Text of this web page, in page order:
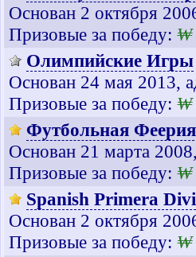
Основан 2 октября
Призовые за победу: ₩
Олимпийские Игры
Основан 24 мая 2013,
Призовые за победу: ₩
Футбольная
Основан 21 марта
Призовые за победу: ₩
Spanish Primera
Основан 2 октября
Призовые за победу: ₩